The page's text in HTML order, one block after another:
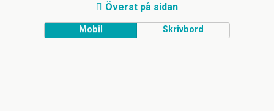
Överst på sidan
Mobil Skrivbord